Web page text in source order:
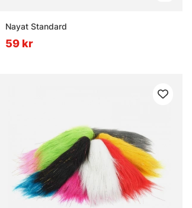
Nayat Standard
59 kr